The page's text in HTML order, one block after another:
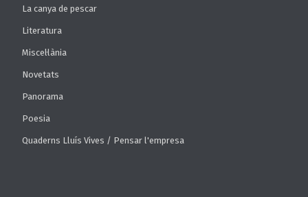
La canya de pescar
Literatura
Miscel·lània
Novetats
Panorama
Poesia
Quaderns Lluís Vives / Pensar l'empresa